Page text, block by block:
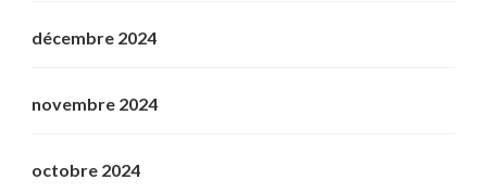
décembre 2024
novembre 2024
octobre 2024